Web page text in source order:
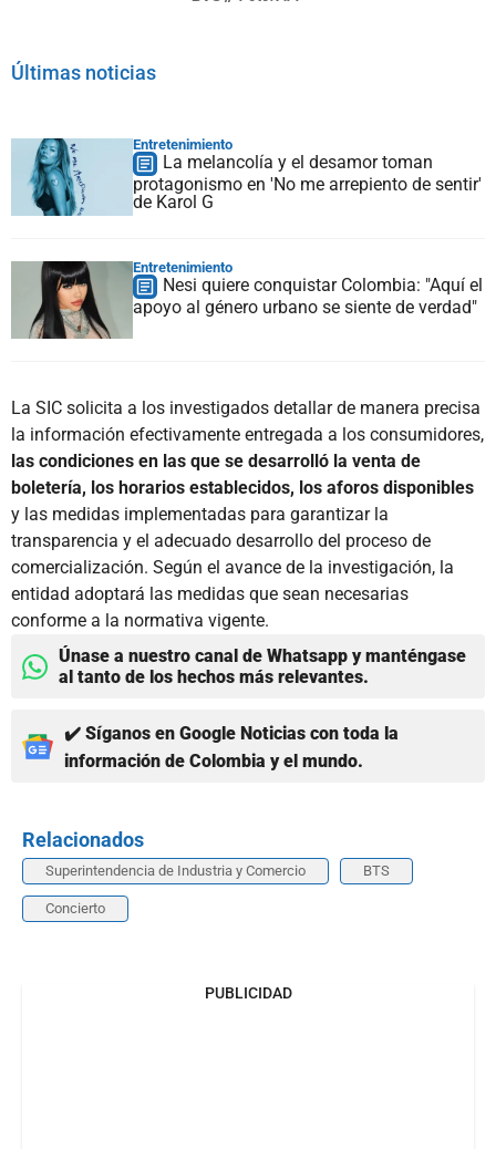
Últimas noticias
Entretenimiento
La melancolía y el desamor toman
protagonismo en 'No me arrepiento de sentir'
de Karol G
Entretenimiento
Nesi quiere conquistar Colombia: "Aquí el
apoyo al género urbano se siente de verdad"
La SIC solicita a los investigados detallar de manera precisa
la información efectivamente entregada a los consumidores,
las condiciones en las que se desarrolló la venta de
boletería, los horarios establecidos, los aforos disponibles
y las medidas implementadas para garantizar la
transparencia y el adecuado desarrollo del proceso de
comercialización. Según el avance de la investigación, la
entidad adoptará las medidas que sean necesarias
conforme a la normativa vigente.
Únase a nuestro canal de Whatsapp y manténgase
al tanto de los hechos más relevantes.
✔️ Síganos en Google Noticias con toda la
información de Colombia y el mundo.
Relacionados
Superintendencia de Industria y Comercio BTS
Concierto
PUBLICIDAD